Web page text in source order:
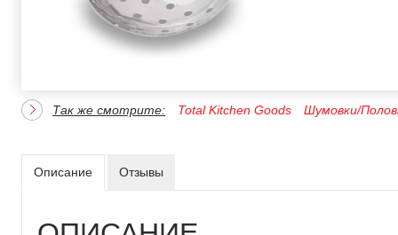
Так же смотрите: Total Kitchen Goods Шумовки/
Описание Отзывы